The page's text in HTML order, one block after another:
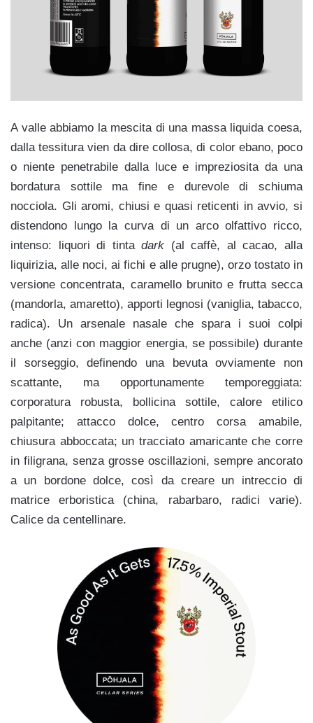
A valle abbiamo la mescita di una massa liquida coesa,
dalla tessituravien da direcollosa, di color ebano, poco
o niente penetrabile dalla luce e impreziosita da una
bordatura sottile ma fine e durevole di schiuma
nocciola. Gli aromi, chiusi e quasi reticenti in avvio, si
distendono lungo la curva di un arco olfattivo ricco,
intenso: liquori di tintadark (al caffè, al cacao, alla
liquirizia, alle noci, ai fichi e alle prugne), orzo tostato in
versione concentrata, caramello brunito e frutta secca
(mandorla, amaretto), apporti legnosi (vaniglia, tabacco,
radica). Un arsenale nasale che spara i suoi colpi
anche (anzi con maggior energia, se possibile) durante
il sorseggio, definendo una bevuta ovviamente non
scattante, ma opportunamente temporeggiata:
corporatura robusta, bollicina sottile, calore etilico
palpitante; attacco dolce, centro corsa amabile,
chiusura abboccata; un tracciato amaricante che corre
in filigrana, senza grosse oscillazioni, sempre ancorato
a un bordone dolce, così da creare un intreccio di
matrice erboristica (china, rabarbaro, radici varie).
Calice da centellinare.